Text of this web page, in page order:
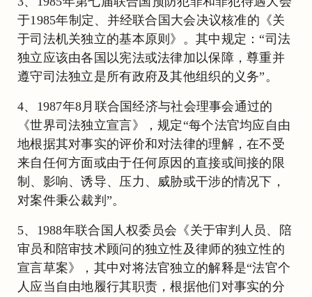
于1985年制定、并经联合国大会决议核准的《关
于司法机关独立的基本原则》。其中规定：“司法
独立应该由各国以宪法或法律加以保障，尊重并
遵守司法独立是所有政府及其他组织的义务”。
4、1987年8月联合国经济与社会理事会通过的
《世界司法独立宣言》，规定“每个法官均应自由
地根据其对事实的评价和对法律的理解，在不受
来自任何方面或由于任何原因的直接或间接的限
制、影响、诱导、压力、威胁或干涉的情况下，
对案件秉公裁判”。
5、1988年联合国人权委员会《关于审判人员、陪
审员和陪审技术顾问的独立性及律师的独立性的
宣言草案》，其中对将法官独立的解释是“法官个
人应当自由地履行其职责，根据他们对事实的分